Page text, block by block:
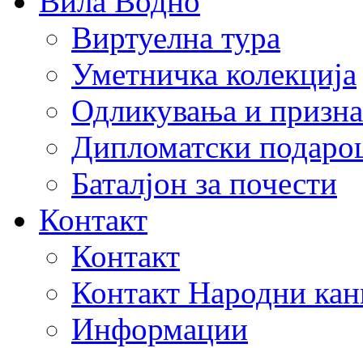
Виртуелна тура
Уметничка колекција
Одликувања и
Дипломатски
Баталјон за почести
Контакт
Контакт
Контакт Народни
Информации